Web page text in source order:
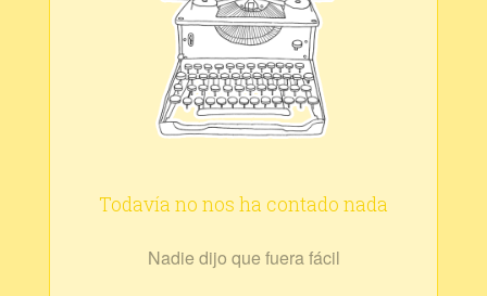
Todavía no nos ha contado nada
Nadie dijo que fuera fácil